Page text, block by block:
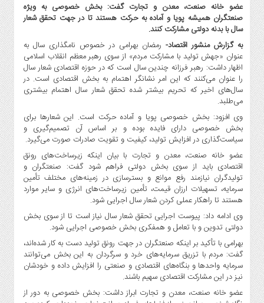
و
خودرو
استارت
آپ
و
فن
آوری
بانک
،
بیمه
و
ارز
دیجیتال
کشاورزی
و
صنایع
غذایی
سیاسی
و
بین
الملل
نگاه
عضو خانه صنعت، معدن و تجارت گفت: بخش خصوصی به ویژه
صنعتگران همیشه پویا و آماده به حرکت هستند تا در جهت تحقق شعار
سال با بدنه دولتی مشارکت کنند.
به گزارش منشور اقتصاد-رمضان بهرامی در خصوص نامگذاری سال به
عنوان «جهش تولید با مشارکت مردم» از سوی رهبر معظم انقلاب اسلامی
اظهار داشت: رهبر فرزانه چندین سال است که در حوزه اقتصادی شعار سال
را عنوان می‌کنند که این امر نشانگر اهتمام به بخش اقتصادی است. در
سال‌های اخیر که تحریم بیشتر شده تحقق شعار سال اهتمام بیشتری
می‌طلبد.
وی افزود: بخش خصوصی پویا و آماده حرکت است. این شعارها برای
بخش خصوصی دارای فایده بوده و بر اساس آن تصمیم‌گیری و
سیاست‌گذاری در افزایش تولید، کیفیت و تقویت صادرات صورت می‌گیرد.
عضو خانه صنعت، معدن و تجارت با بیان اینکه زیرساخت‌های رونق
اقتصادی باید از سوی بخش دولتی فراهم شود گفت: صنعتگران و
تولیدگران نیازمند رفع موانع و بسترسازی در زمینه‌های مختلف تأمین
سرمایه، تسهیلات ارزان قیمت، تأمین زیرساخت‌های انرژی و سایر موارد
هستند تا راهکار عملی کردن شعار سال اجرایی شود.
وی ادامه داد: پیوست اجرایی تحقق شعار سال نیاز است تا از سوی بخش
دولتی تدوین و با تعامل و همفکری بخش خصوصی اجرایی شود.
بهرامی با تأکید بر اینکه صنعتگران در جهت رونق تولید دست به کار شده‌اند،
گفت: مردم با تزریق سرمایه‌های خرد و سرگردان به این بخش می‌توانند
سرمایه واحدها و بنگاه‌های اقتصادی و صنعتی را افزایش داده و خودشان
نیز در این مشارکت اقتصادی سهیم باشند.
عضو خانه صنعت، معدن و تجارت ابراز داشت: بخش خصوصی به دور از